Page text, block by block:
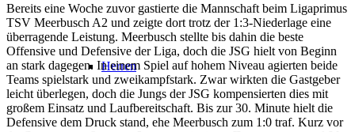
Herren
Bereits eine Woche zuvor gastierte die Mannschaft beim Ligaprimus
TSV Meerbusch A2 und zeigte dort trotz der 1:3-Niederlage eine
überragende Leistung. Meerbusch stellte bis dahin die beste
Offensive und Defensive der Liga, doch die JSG hielt von Beginn
an stark dagegen. In einem Spiel auf hohem Niveau agierten beide
Teams spielstark und zweikampfstark. Zwar wirkten die Gastgeber
leicht überlegen, doch die Jungs der JSG kompensierten dies mit
großem Einsatz und Laufbereitschaft. Bis zur 30. Minute hielt die
Defensive dem Druck stand, ehe Meerbusch zum 1:0 traf. Kurz vor